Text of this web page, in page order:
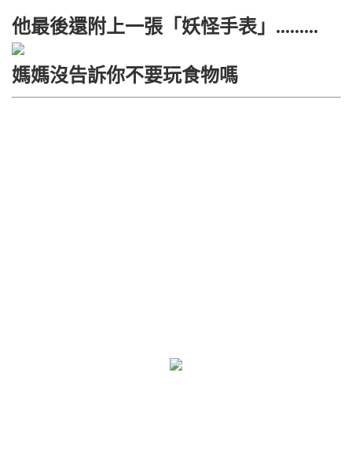
他最後還附上一張「妖怪手表」.........
媽媽沒告訴你不要玩食物嗎